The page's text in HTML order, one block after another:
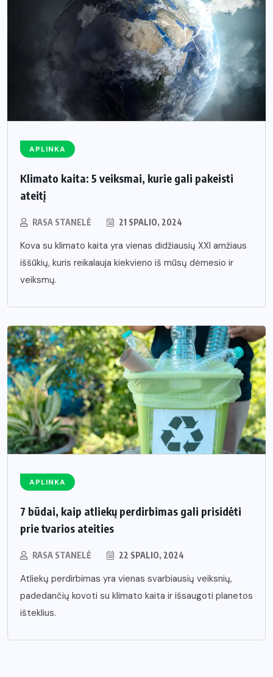
APLINKA
Klimato kaita: 5 veiksmai, kurie gali pakeisti
ateitį
RASA STANELĖ 21 SPALIO, 2024
Kova su klimato kaita yra vienas didžiausių XXI amžiaus
iššūkių, kuris reikalauja kiekvieno iš mūsų dėmesio ir
veiksmų.
APLINKA
7 būdai, kaip atliekų perdirbimas gali prisidėti
prie tvarios ateities
RASA STANELĖ 22 SPALIO, 2024
Atliekų perdirbimas yra vienas svarbiausių veiksnių,
padedančių kovoti su klimato kaita ir išsaugoti planetos
išteklius.